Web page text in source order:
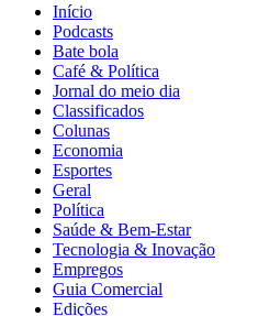
Início
Podcasts
Bate bola
Café & Política
Jornal do meio dia
Classificados
Colunas
Economia
Esportes
Geral
Política
Saúde & Bem-Estar
Tecnologia & Inovação
Empregos
Guia Comercial
Edições